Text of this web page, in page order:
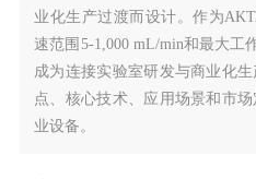
业化生产过渡而设计。作为
速范围5-1,000 mL/min和最大工
成为连接实验室研发与商业化
点、核心技术、应用场景和市
业设备。